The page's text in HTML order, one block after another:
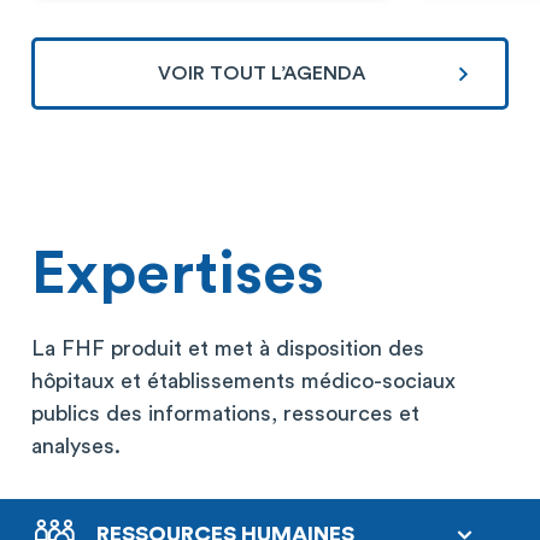
VOIR TOUT L’AGENDA
Expertises
La FHF produit et met à disposition des
hôpitaux et établissements médico-sociaux
publics des informations, ressources et
analyses.
RESSOURCES HUMAINES